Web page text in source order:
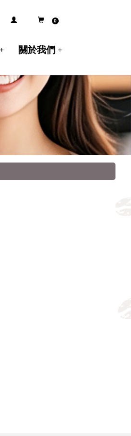
0
+ 關於我們 +